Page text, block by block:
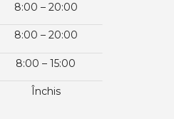
8:00 – 20:00
8:00 – 20:00
8:00 – 15:00
Închis